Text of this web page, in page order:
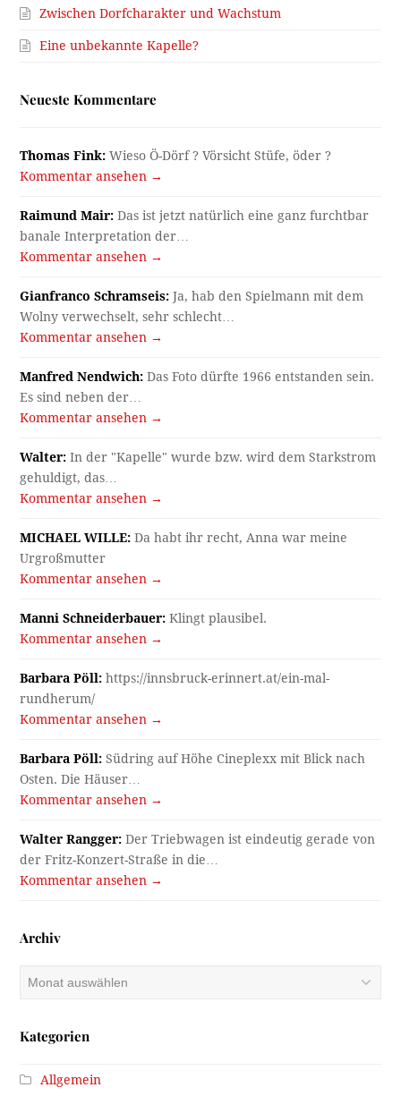
Zwischen Dorfcharakter und Wachstum
Eine unbekannte Kapelle?
Neueste Kommentare
Thomas Fink: Wieso Ö-Dörf ? Vörsicht Stüfe, öder ?
Kommentar ansehen →
Raimund Mair: Das ist jetzt natürlich eine ganz furchtbar
banale Interpretation der…
Kommentar ansehen →
Gianfranco Schramseis: Ja, hab den Spielmann mit dem
Wolny verwechselt, sehr schlecht…
Kommentar ansehen →
Manfred Nendwich: Das Foto dürfte 1966 entstanden sein.
Es sind neben der…
Kommentar ansehen →
Walter: In der "Kapelle" wurde bzw. wird dem Starkstrom
gehuldigt, das…
Kommentar ansehen →
MICHAEL WILLE: Da habt ihr recht, Anna war meine
Urgroßmutter
Kommentar ansehen →
Manni Schneiderbauer: Klingt plausibel.
Kommentar ansehen →
Barbara Pöll: https://innsbruck-erinnert.at/ein-mal-
rundherum/
Kommentar ansehen →
Barbara Pöll: Südring auf Höhe Cineplexx mit Blick nach
Osten. Die Häuser…
Kommentar ansehen →
Walter Rangger: Der Triebwagen ist eindeutig gerade von
der Fritz-Konzert-Straße in die…
Kommentar ansehen →
Archiv
Archiv
Kategorien
Allgemein